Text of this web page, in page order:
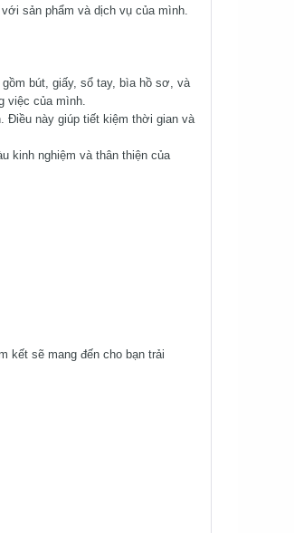
sản phẩm và dịch vụ của mình.
bút, giấy, sổ tay, bìa hồ sơ, và
việc của mình.
Điều này giúp tiết kiệm thời gian và
kinh nghiệm và thân thiện của
kết sẽ mang đến cho bạn trải